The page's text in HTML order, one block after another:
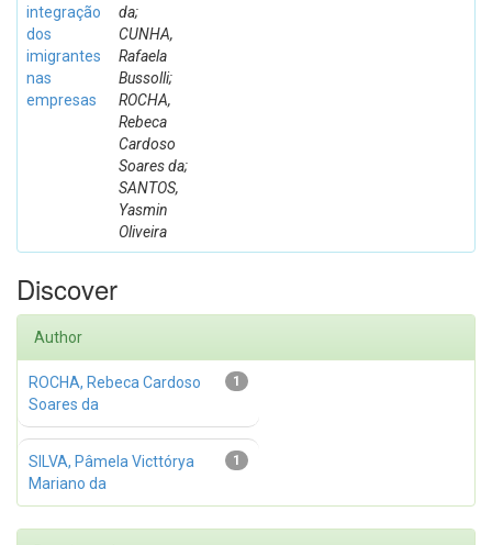
integração
dos
imigrantes
nas
empresas
da;
CUNHA,
Rafaela
Bussolli;
ROCHA,
Rebeca
Cardoso
Soares da;
SANTOS,
Yasmin
Oliveira
Discover
Author
1
ROCHA, Rebeca Cardoso
Soares da
1
SILVA, Pâmela Victtórya
Mariano da